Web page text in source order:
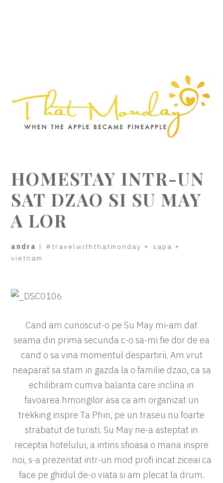
HOMESTAY INTR-UN
SAT DZAO SI SU MAY
A LOR
andra | #travelwiththatmonday + sapa +
vietnam
Cand am cunoscut-o pe Su May mi-am dat
seama din prima secunda c-o sa-mi fie dor de ea
cand o sa vina momentul despartirii. Am vrut
neaparat sa stam in gazda la o familie dzao, ca sa
echilibram cumva balanta care inclina in
favoarea hmongilor asa ca am organizat un
trekking inspre Ta Phin, pe un traseu nu foarte
strabatut de turisti. Su May ne-a asteptat in
receptia hotelului, a intins sfioasa o mana inspre
noi, s-a prezentat intr-un mod profi incat ziceai ca
face pe ghidul de-o viata si am plecat la drum.